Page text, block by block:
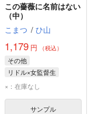
この薔薇に名前はない
（中）
こまつ / ひ山
1,179 円 （税込）
その他
リドル×女監督生
リドル・ローズハート
×：在庫なし
サンプル